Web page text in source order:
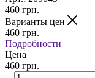
460 грн.
Варианты цен
460 грн.
Подробности
Цена
460 грн.